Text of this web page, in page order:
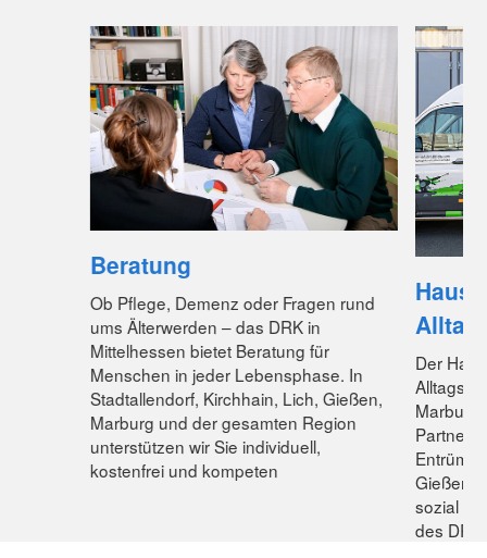
Beratung
Ob Pflege, Demenz oder Fragen rund
ums Älterwerden – das DRK in
Mittelhessen bietet Beratung für
Menschen in jeder Lebensphase. In
Stadtallendorf, Kirchhain, Lich, Gießen,
Marburg und der gesamten Region
unterstützen wir Sie individuell,
kostenfrei und kompeten
Der
Partner
Gießen
sozial –
des